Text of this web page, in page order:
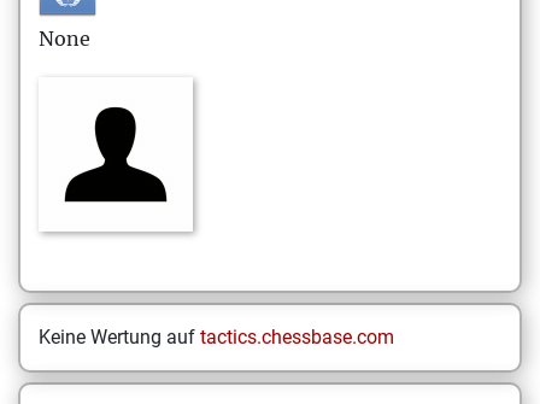
None
Keine Wertung auf tactics.chessbase.com